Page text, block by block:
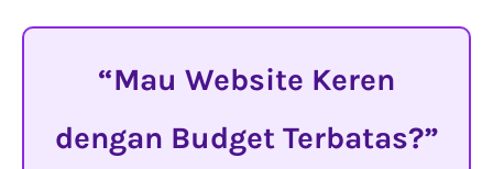
Mau Website Keren
dengan Budget Terbatas?